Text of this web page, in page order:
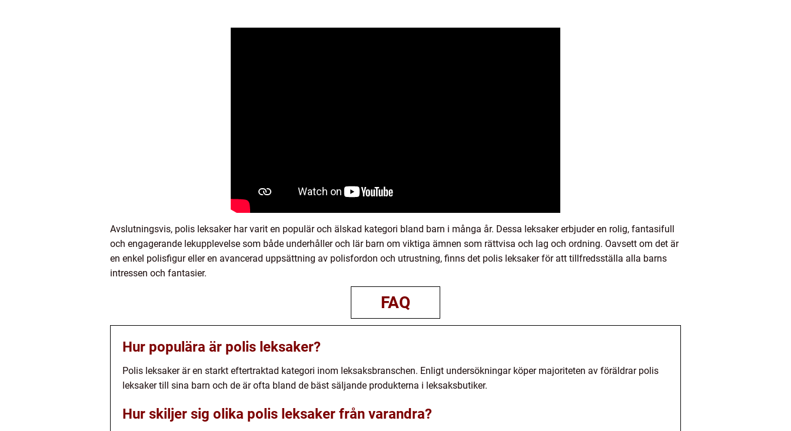
Avslutningsvis, polis leksaker har varit en populär och älskad kategori bland barn i många år. Dessa leksaker erbjuder en rolig, fantasifull
och engagerande lekupplevelse som både underhåller och lär barn om viktiga ämnen som rättvisa och lag och ordning. Oavsett om det är
en enkel polisfigur eller en avancerad uppsättning av polisfordon och utrustning, finns det polis leksaker för att tillfredsställa alla barns
intressen och fantasier.
FAQ
Hur populära är polis leksaker?
Polis leksaker är en starkt eftertraktad kategori inom leksaksbranschen. Enligt undersökningar köper majoriteten av föräldrar polis
leksaker till sina barn och de är ofta bland de bäst säljande produkterna i leksaksbutiker.
Hur skiljer sig olika polis leksaker från varandra?